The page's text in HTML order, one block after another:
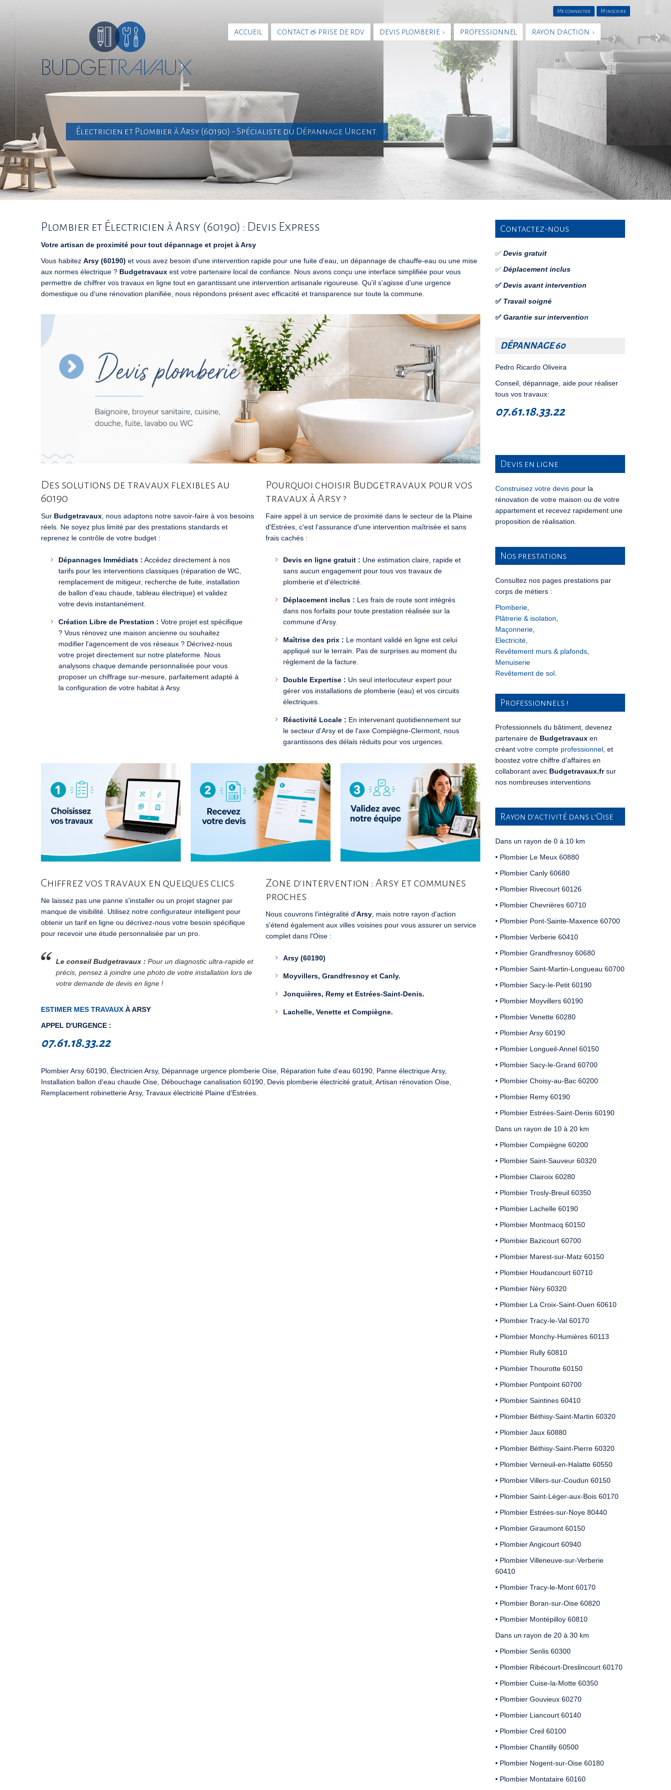
Me connecter M'inscrire
ACCUEIL CONTACT & PRISE DE RDV DEVIS PLOMBERIE › PROFESSIONNEL RAYON D’ACTION ›
Électricien et Plombier à Arsy (60190) - Spécialiste du Dépannage Urgent.
Plombier et Électricien à Arsy (60190) : Devis Express
Votre artisan de proximité pour tout dépannage et projet à Arsy
Vous habitez Arsy (60190) et vous avez besoin d'une intervention rapide pour une fuite d'eau, un dépannage de chauffe-eau ou une mise
aux normes électrique ? Budgetravaux est votre partenaire local de confiance. Nous avons conçu une interface simplifiée pour vous
permettre de chiffrer vos travaux en ligne tout en garantissant une intervention artisanale rigoureuse. Qu'il s'agisse d'une urgence
domestique ou d'une rénovation planifiée, nous répondons présent avec efficacité et transparence sur toute la commune.
Des solutions de travaux flexibles au
60190
Sur Budgetravaux , nous adaptons notre savoir-faire à vos besoins
réels. Ne soyez plus limité par des prestations standards et
reprenez le contrôle de votre budget :
Dépannages Immédiats : Accédez directement à nos
tarifs pour les interventions classiques (réparation de WC,
remplacement de mitigeur, recherche de fuite, installation
de ballon d'eau chaude, tableau électrique) et validez
votre devis instantanément.
Création Libre de Prestation : Votre projet est spécifique
? Vous rénovez une maison ancienne ou souhaitez
modifier l'agencement de vos réseaux ? Décrivez-nous
votre projet directement sur notre plateforme. Nous
analysons chaque demande personnalisée pour vous
proposer un chiffrage sur-mesure, parfaitement adapté à
la configuration de votre habitat à Arsy.
Pourquoi choisir Budgetravaux pour vos
travaux à Arsy ?
Faire appel à un service de proximité dans le secteur de la Plaine
d'Estrées, c'est l'assurance d'une intervention maîtrisée et sans
frais cachés :
Devis en ligne gratuit : Une estimation claire, rapide et
sans aucun engagement pour tous vos travaux de
plomberie et d'électricité.
Déplacement inclus : Les frais de route sont intégrés
dans nos forfaits pour toute prestation réalisée sur la
commune d'Arsy.
Maîtrise des prix : Le montant validé en ligne est celui
appliqué sur le terrain. Pas de surprises au moment du
règlement de la facture.
Double Expertise : Un seul interlocuteur expert pour
gérer vos installations de plomberie (eau) et vos circuits
électriques.
Réactivité Locale : En intervenant quotidiennement sur
le secteur d'Arsy et de l'axe Compiègne-Clermont, nous
garantissons des délais réduits pour vos urgences.
Chiffrez vos travaux en quelques clics
Ne laissez pas une panne s'installer ou un projet stagner par
manque de visibilité. Utilisez notre configurateur intelligent pour
obtenir un tarif en ligne ou décrivez-nous votre besoin spécifique
pour recevoir une étude personnalisée par un pro.
Le conseil Budgetravaux : Pour un diagnostic ultra-rapide et
précis, pensez à joindre une photo de votre installation lors de
votre demande de devis en ligne !
ESTIMER MES TRAVAUX À ARSY
APPEL D'URGENCE :
07.61.18.33.22
Zone d'intervention : Arsy et communes
proches
Nous couvrons l'intégralité d'Arsy , mais notre rayon d'action
s'étend également aux villes voisines pour vous assurer un service
complet dans l'Oise :
Arsy (60190)
Moyvillers, Grandfresnoy et Canly.
Jonquières, Remy et Estrées-Saint-Denis.
Lachelle, Venette et Compiègne.
Plombier Arsy 60190, Électricien Arsy, Dépannage urgence plomberie Oise, Réparation fuite d'eau 60190, Panne électrique Arsy,
Installation ballon d'eau chaude Oise, Débouchage canalisation 60190, Devis plomberie électricité gratuit, Artisan rénovation Oise,
Remplacement robinetterie Arsy, Travaux électricité Plaine d'Estrées.
Contactez-nous
✅ Devis gratuit
✅ Déplacement inclus
✅ Devis avant intervention
✅ Travail soigné
✅ Garantie sur intervention
DÉPANNAGE 60
Pedro Ricardo Oliveira
Conseil, dépannage, aide pour réaliser
tous vos travaux:
07.61.18.33.22
Devis en ligne
Construisez votre devis pour la
rénovation de votre maison ou de votre
appartement et recevez rapidement une
proposition de réalisation.
Nos prestations
Consultez nos pages prestations par
corps de métiers :
Plomberie
Plâtrerie & isolation
Maçonnerie
Electricité
Revêtement murs & plafonds
Menuiserie
Revêtement de sol
Professionnels !
Professionnels du bâtiment, devenez
partenaire de Budgetravaux en
créant votre compte professionnel , et
boostez votre chiffre d'affaires en
collaborant avec Budgetravaux.frsur
nos nombreuses interventions
Rayon d’activité dans l’Oise
Dans un rayon de 0 à 10 km
• Plombier Le Meux 60880
• Plombier Canly 60680
• Plombier Rivecourt 60126
• Plombier Chevrières 60710
• Plombier Pont-Sainte-Maxence 60700
• Plombier Verberie 60410
• Plombier Grandfresnoy 60680
• Plombier Saint-Martin-Longueau 60700
• Plombier Sacy-le-Petit 60190
• Plombier Moyvillers 60190
• Plombier Venette 60280
• Plombier Arsy 60190
• Plombier Longueil-Annel 60150
• Plombier Sacy-le-Grand 60700
• Plombier Choisy-au-Bac 60200
• Plombier Remy 60190
• Plombier Estrées-Saint-Denis 60190
Dans un rayon de 10 à 20 km
• Plombier Compiègne 60200
• Plombier Saint-Sauveur 60320
• Plombier Clairoix 60280
• Plombier Trosly-Breuil 60350
• Plombier Lachelle 60190
• Plombier Montmacq 60150
• Plombier Bazicourt 60700
• Plombier Marest-sur-Matz 60150
• Plombier Houdancourt 60710
• Plombier Néry 60320
• Plombier La Croix-Saint-Ouen 60610
• Plombier Tracy-le-Val 60170
• Plombier Monchy-Humières 60113
• Plombier Rully 60810
• Plombier Thourotte 60150
• Plombier Pontpoint 60700
• Plombier Saintines 60410
• Plombier Béthisy-Saint-Martin 60320
• Plombier Jaux 60880
• Plombier Béthisy-Saint-Pierre 60320
• Plombier Verneuil-en-Halatte 60550
• Plombier Villers-sur-Coudun 60150
• Plombier Saint-Léger-aux-Bois 60170
• Plombier Estrées-sur-Noye 80440
• Plombier Giraumont 60150
• Plombier Angicourt 60940
• Plombier Villeneuve-sur-Verberie
60410
• Plombier Tracy-le-Mont 60170
• Plombier Boran-sur-Oise 60820
• Plombier Montépilloy 60810
Dans un rayon de 20 à 30 km
• Plombier Senlis 60300
• Plombier Ribécourt-Dreslincourt 60170
• Plombier Cuise-la-Motte 60350
• Plombier Gouvieux 60270
• Plombier Liancourt 60140
• Plombier Creil 60100
• Plombier Chantilly 60500
• Plombier Nogent-sur-Oise 60180
• Plombier Montataire 60160